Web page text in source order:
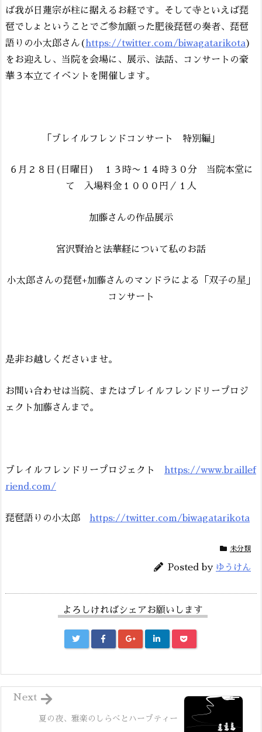
ば我が日蓮宗が柱に据えるお経です。そして寺といえば琵
琶でしょということでご参加願った肥後琵琶の奏者、琵琶
語りの小太郎さん( https://twitter.com/biwagatarikota)
をお迎えし、当院を会場に、展示、法話、コンサートの豪
華３本立てイベントを開催します。
「ブレイルフレンドコンサート 特別編」
６月２８日(日曜日) １３時〜１４時３０分 当院本堂に
て 入場料金１０００円／１人
加藤さんの作品展示
宮沢賢治と法華経について私のお話
小太郎さんの琵琶+加藤さんのマンドラによる「双子の星」
コンサート
是非お越しくださいませ。
お問い合わせは当院、またはブレイルフレンドリープロジ
ェクト加藤さんまで。
ブレイルフレンドリープロジェクト
https://www.braillef
riend.com/
琵琶語りの小太郎 https://twitter.com/biwagatarikota
未分類
Posted by ゆうけん
よろしければシェアお願いします
夏の夜、雅楽のしらべとハーブティー
Next